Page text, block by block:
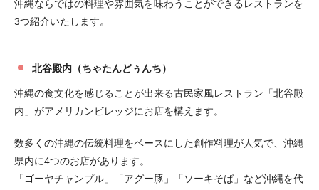
沖縄ならではの料理や雰囲気を味わうことができるレストランを
3つ紹介いたします。
北谷殿内（ちゃたんどぅんち）
沖縄の食文化を感じることが出来る古民家風レストラン「北谷殿
内」がアメリカンビレッジにお店を構えます。
数多くの沖縄の伝統料理をベースにした創作料理が人気で、沖縄
県内に4つのお店があります。
「ゴーヤチャンプル」「アグー豚」「ソーキそば」など沖縄を代